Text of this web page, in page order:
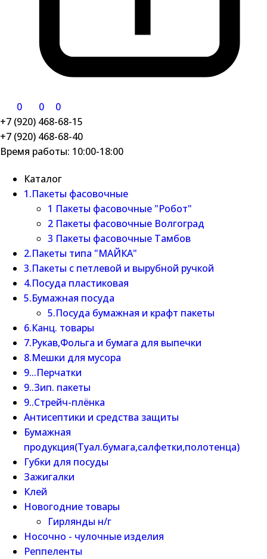
0 0
0
+7 (920) 468-68-15
+7 (920) 468-68-40
Время работы: 10:00-18:00
Каталог
1.Пакеты фасовочные
1 Пакеты фасовочные "Робот"
2 Пакеты фасовочные Волгоград
3 Пакеты фасовочные Тамбов
2.Пакеты типа "МАЙКА"
3.Пакеты с петлевой и вырубной ручкой
4.Посуда пластиковая
5.Бумажная посуда
5.Посуда бумажная и крафт пакеты
6.Канц. товары
7.Рукав,Фольга и бумага для выпечки
8.Мешки для мусора
9...Перчатки
9..Зип. пакеты
9..Стрейч-плёнка
Антисептики и средства защиты
Бумажная
продукция(Туал.бумага,салфетки,полотенца)
Губки для посуды
Зажигалки
Клей
Новогодние товары
Гирлянды н/г
Носочно - чулочные изделия
Реппеленты